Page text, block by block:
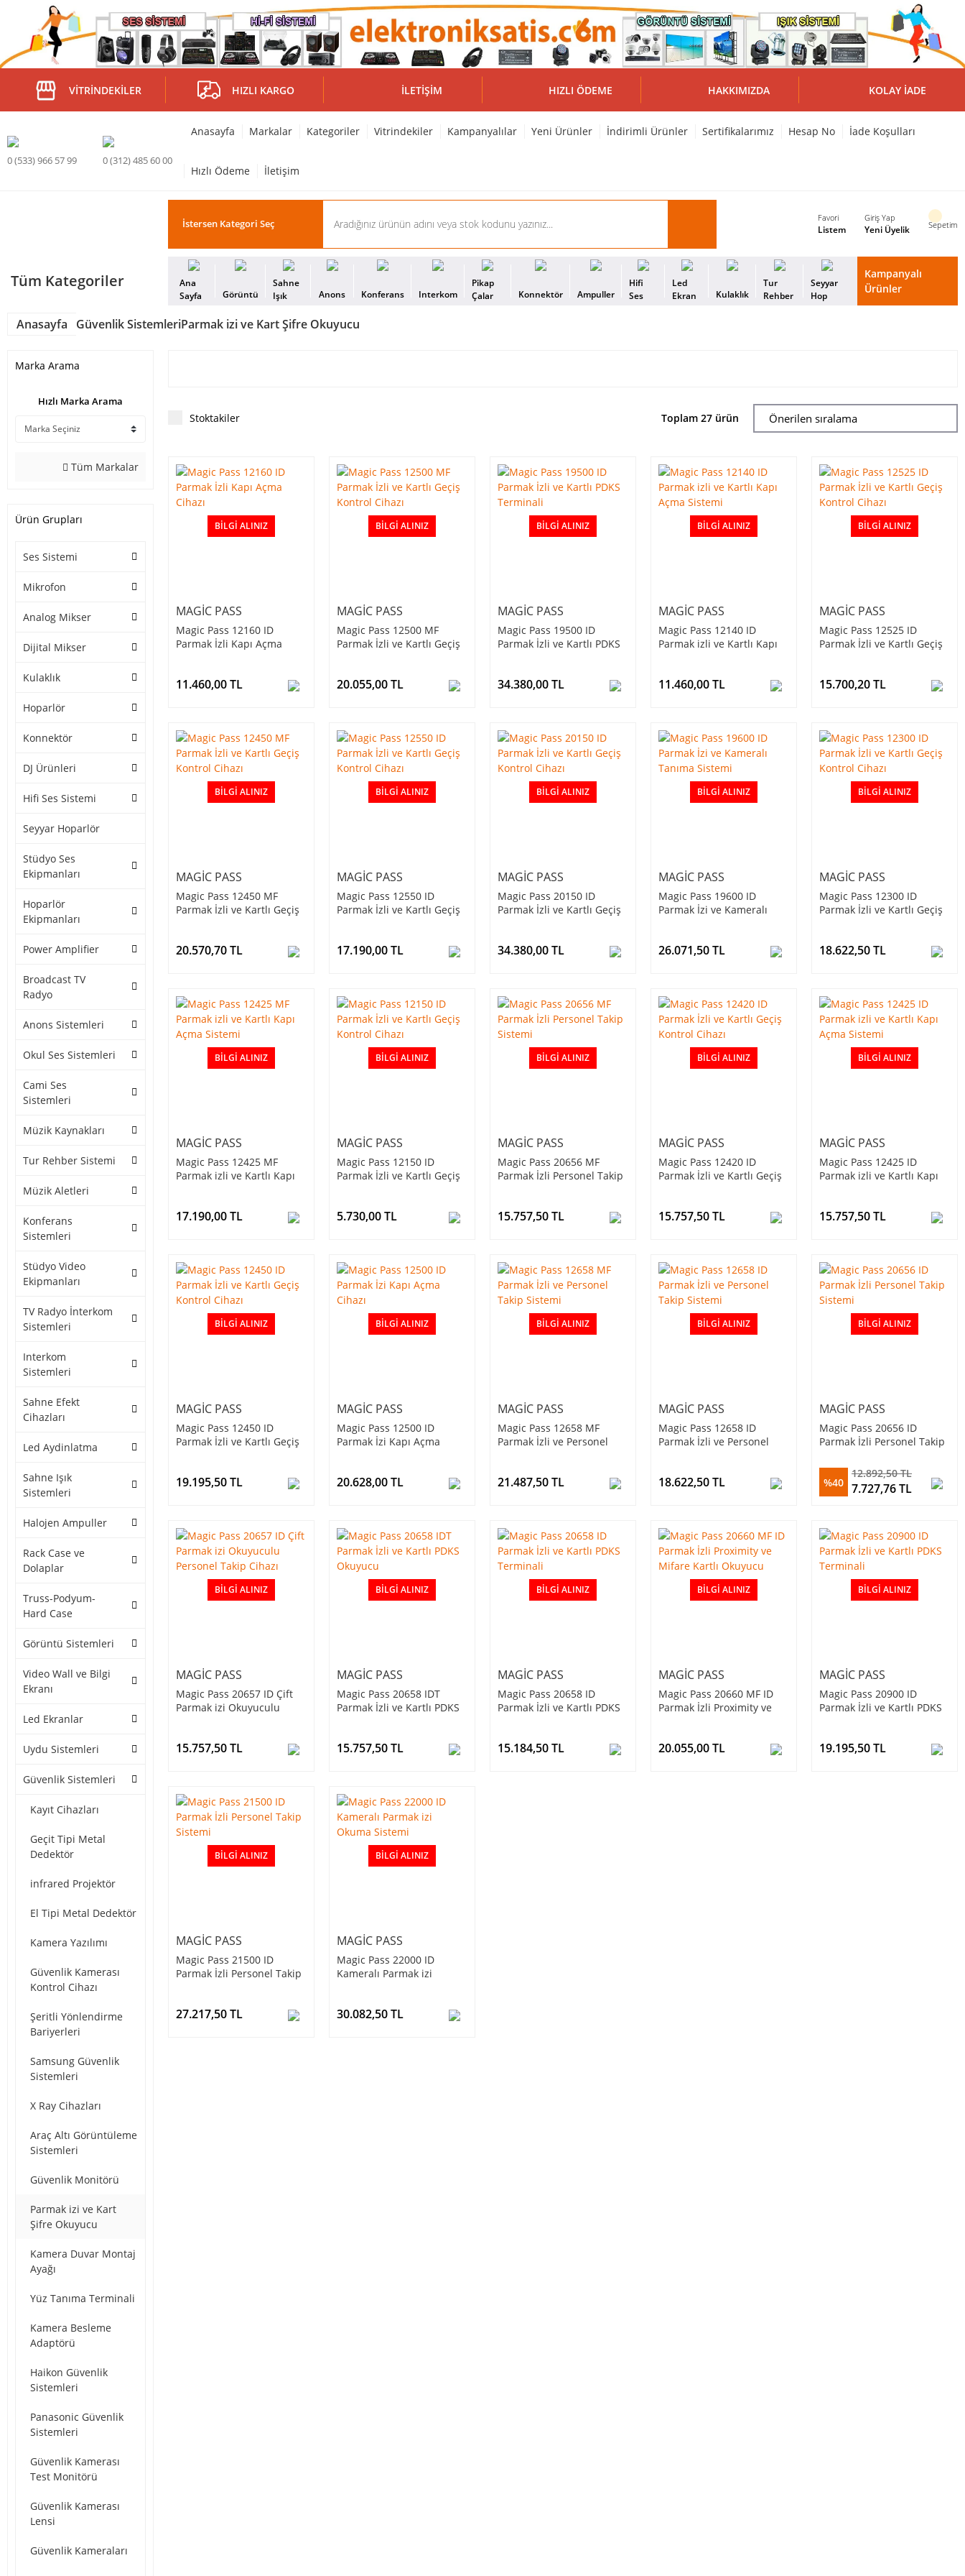
VITRINDEKILER HIZLI KARGO İLETIŞIM HIZLI ÖDEME HAKKIMIZDA KOLAY İADE
0 (533) 966 57 99 0 (312) 485 60 00
Anasayfa Markalar Kategoriler Vitrindekiler Kampanyalılar Yeni Ürünler İndirimli Ürünler Sertifikalarımız Hesap No İade Koşulları
Hızlı Ödeme İletişim
Favori
Listem
Giriş Yap
Yeni Üyelik Sepetim
Tüm Kategoriler
Ana
Sayfa
Görüntü
Sahne
Işık
Anons Konferans Interkom
Pikap
Çalar
Konnektör Ampuller
Hifi
Ses
Led
Ekran
Kulaklık
Tur
Rehber
Seyyar
Hop
Kampanyalı
Ürünler
Anasayfa Güvenlik SistemleriParmak izi ve Kart Şifre Okuyucu
Marka Arama
Hızlı Marka Arama
Tüm Markalar
Ürün Grupları
Ses Sistemi
Mikrofon
Analog Mikser
Dijital Mikser
Kulaklık
Hoparlör
Konnektör
DJ Ürünleri
Hifi Ses Sistemi
Seyyar Hoparlör
Stüdyo Ses
Ekipmanları
Hoparlör
Ekipmanları
Power Amplifier
Broadcast TV
Radyo
Anons Sistemleri
Okul Ses Sistemleri
Cami Ses
Sistemleri
Müzik Kaynakları
Tur Rehber Sistemi
Müzik Aletleri
Konferans
Sistemleri
Stüdyo Video
Ekipmanları
TV Radyo İnterkom
Sistemleri
Interkom
Sistemleri
Sahne Efekt
Cihazları
Led Aydinlatma
Sahne Işık
Sistemleri
Halojen Ampuller
Rack Case ve
Dolaplar
Truss-Podyum-
Hard Case
Görüntü Sistemleri
Video Wall ve Bilgi
Ekranı
Led Ekranlar
Uydu Sistemleri
Güvenlik Sistemleri
Kayıt Cihazları
Geçit Tipi Metal
Dedektör
infrared Projektör
El Tipi Metal Dedektör
Kamera Yazılımı
Güvenlik Kamerası
Kontrol Cihazı
Şeritli Yönlendirme
Bariyerleri
Samsung Güvenlik
Sistemleri
X Ray Cihazları
Araç Altı Görüntüleme
Sistemleri
Güvenlik Monitörü
Parmak izi ve Kart
Şifre Okuyucu
Kamera Duvar Montaj
Ayağı
Yüz Tanıma Terminali
Kamera Besleme
Adaptörü
Haikon Güvenlik
Sistemleri
Panasonic Güvenlik
Sistemleri
Güvenlik Kamerası
Test Monitörü
Güvenlik Kamerası
Lensi
Güvenlik Kameraları
Stoktakiler Toplam 27 ürün
BILGI ALINIZ
MAGIC PASS
Magic Pass 12160 ID
Parmak İzli Kapı Açma
11.460,00 TL
BILGI ALINIZ
MAGIC PASS
Magic Pass 12500 MF
Parmak İzli ve Kartlı Geçiş
20.055,00 TL
BILGI ALINIZ
MAGIC PASS
Magic Pass 19500 ID
Parmak İzli ve Kartlı PDKS
34.380,00 TL
BILGI ALINIZ
MAGIC PASS
Magic Pass 12140 ID
Parmak izli ve Kartlı Kapı
11.460,00 TL
BILGI ALINIZ
MAGIC PASS
Magic Pass 12525 ID
Parmak İzli ve Kartlı Geçiş
15.700,20 TL
BILGI ALINIZ
MAGIC PASS
Magic Pass 12450 MF
Parmak İzli ve Kartlı Geçiş
20.570,70 TL
BILGI ALINIZ
MAGIC PASS
Magic Pass 12550 ID
Parmak İzli ve Kartlı Geçiş
17.190,00 TL
BILGI ALINIZ
MAGIC PASS
Magic Pass 20150 ID
Parmak İzli ve Kartlı Geçiş
34.380,00 TL
BILGI ALINIZ
MAGIC PASS
Magic Pass 19600 ID
Parmak İzi ve Kameralı
26.071,50 TL
BILGI ALINIZ
MAGIC PASS
Magic Pass 12300 ID
Parmak İzli ve Kartlı Geçiş
18.622,50 TL
BILGI ALINIZ
MAGIC PASS
Magic Pass 12425 MF
Parmak izli ve Kartlı Kapı
17.190,00 TL
BILGI ALINIZ
MAGIC PASS
Magic Pass 12150 ID
Parmak İzli ve Kartlı Geçiş
5.730,00 TL
BILGI ALINIZ
MAGIC PASS
Magic Pass 20656 MF
Parmak İzli Personel Takip
15.757,50 TL
BILGI ALINIZ
MAGIC PASS
Magic Pass 12420 ID
Parmak İzli ve Kartlı Geçiş
15.757,50 TL
BILGI ALINIZ
MAGIC PASS
Magic Pass 12425 ID
Parmak izli ve Kartlı Kapı
15.757,50 TL
BILGI ALINIZ
MAGIC PASS
Magic Pass 12450 ID
Parmak İzli ve Kartlı Geçiş
19.195,50 TL
BILGI ALINIZ
MAGIC PASS
Magic Pass 12500 ID
Parmak İzi Kapı Açma
20.628,00 TL
BILGI ALINIZ
MAGIC PASS
Magic Pass 12658 MF
Parmak İzli ve Personel
21.487,50 TL
BILGI ALINIZ
MAGIC PASS
Magic Pass 12658 ID
Parmak İzli ve Personel
18.622,50 TL
BILGI ALINIZ
MAGIC PASS
Magic Pass 20656 ID
Parmak İzli Personel Takip
%40
12.892,50 TL
7.727,76 TL
BILGI ALINIZ
MAGIC PASS
Magic Pass 20657 ID Çift
Parmak izi Okuyuculu
15.757,50 TL
BILGI ALINIZ
MAGIC PASS
Magic Pass 20658 IDT
Parmak İzli ve Kartlı PDKS
15.757,50 TL
BILGI ALINIZ
MAGIC PASS
Magic Pass 20658 ID
Parmak İzli ve Kartlı PDKS
15.184,50 TL
BILGI ALINIZ
MAGIC PASS
Magic Pass 20660 MF ID
Parmak İzli Proximity ve
20.055,00 TL
BILGI ALINIZ
MAGIC PASS
Magic Pass 20900 ID
Parmak İzli ve Kartlı PDKS
19.195,50 TL
BILGI ALINIZ
MAGIC PASS
Magic Pass 21500 ID
Parmak İzli Personel Takip
27.217,50 TL
BILGI ALINIZ
MAGIC PASS
Magic Pass 22000 ID
Kameralı Parmak izi
30.082,50 TL